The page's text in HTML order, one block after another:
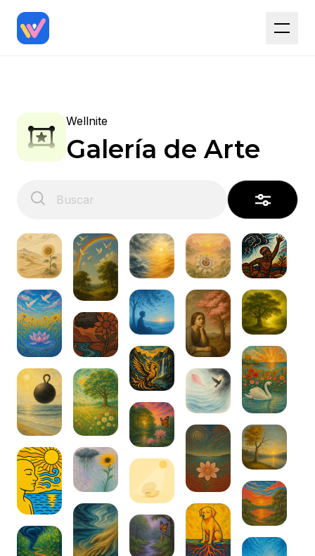
Wellnite
Galería de Arte